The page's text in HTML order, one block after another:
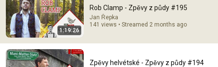
Beata Bocek: Bílo - Zpěvy z půdy #191
Jan Řepka • 545 views
1:19:26
Rob Clamp - Zpěvy z půdy #195
Jan Řepka
141 views • Streamed 2 months ago
Zpěvy helvétské - Zpěvy z půdy #194